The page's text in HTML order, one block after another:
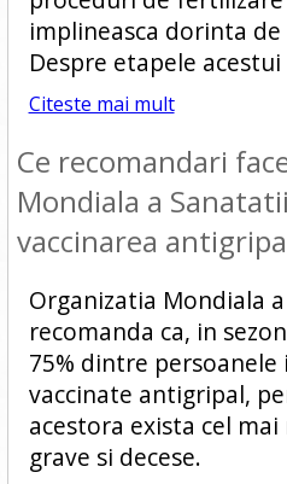
implineasca dorinta
Despre etapele
Citeste mai mult
Ce recomandari
Mondiala a
vaccinarea
Organizatia Mondiala
recomanda ca, in
75% dintre persoanele
vaccinate antigripal,
acestora exista cel
grave si decese.